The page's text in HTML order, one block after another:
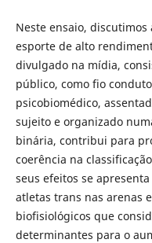
Neste ensaio,
esporte de alto
divulgado na mídia,
público, como fio
psicobiomédico,
sujeito e organizado
binária, contribui para
coerência na
seus efeitos se
atletas trans nas arenas
biofisiológicos que
determinantes para o